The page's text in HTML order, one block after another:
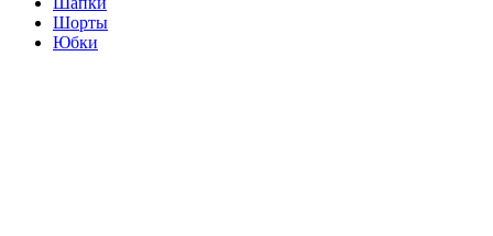
Шорты
Юбки